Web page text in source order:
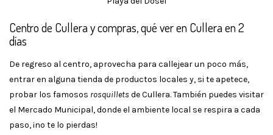
Centro de Cullera y compras, qué ver en Cullera en 2
días
De regreso al centro, aprovecha para callejear un poco más,
entrar en alguna tienda de productos locales y, si te apetece,
probar los famosos rosquillets de Cullera. También puedes visitar
el Mercado Municipal, donde el ambiente local se respira a cada
paso, ¡no te lo pierdas!